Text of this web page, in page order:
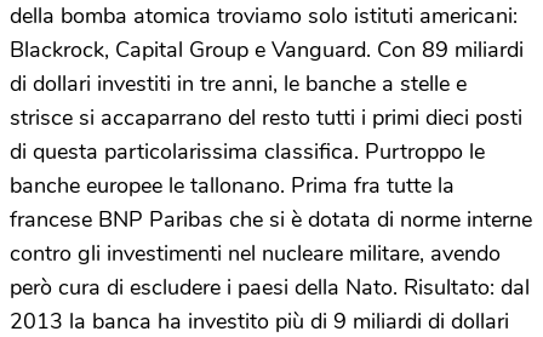
della bomba atomica troviamo solo istituti americani:
Blackrock, Capital Group e Vanguard. Con 89 miliardi
di dollari investiti in tre anni, le banche a stelle e
strisce si accaparrano del resto tutti i primi dieci posti
di questa particolarissima classifica. Purtroppo le
banche europee le tallonano. Prima fra tutte la
francese BNP Paribas che si è dotata di norme interne
contro gli investimenti nel nucleare militare, avendo
però cura di escludere i paesi della Nato. Risultato: dal
2013 la banca ha investito più di 9 miliardi di dollari